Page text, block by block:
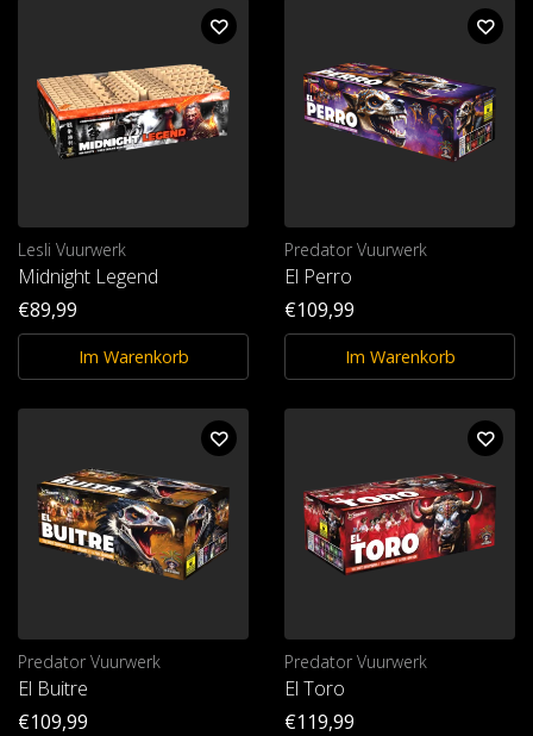
Lesli Vuurwerk
Midnight Legend
€89,99
Im Warenkorb
Predator Vuurwerk
El Perro
€109,99
Im Warenkorb
Predator Vuurwerk
El Buitre
€109,99
Predator Vuurwerk
El Toro
€119,99